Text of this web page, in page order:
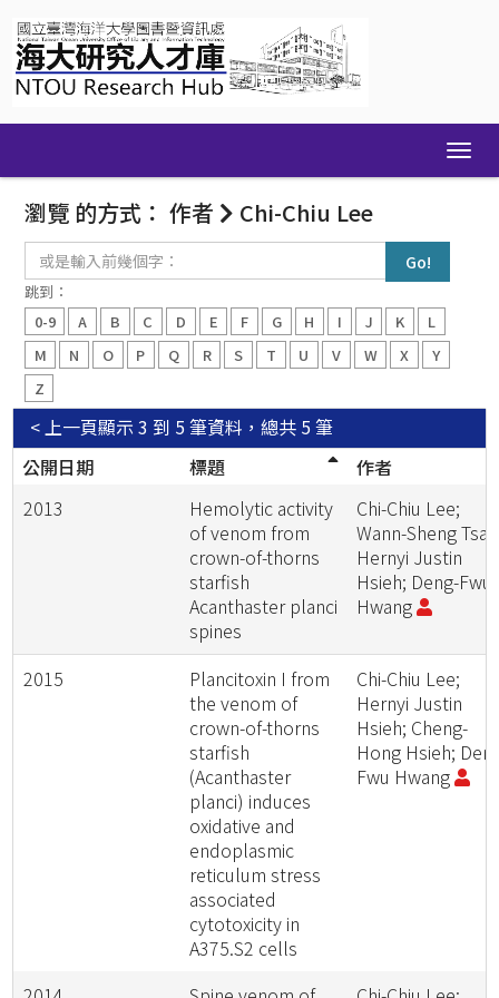
navigation
瀏覽 的方式： 作者 Chi-Chiu Lee
入
前
幾
個
跳到：
0-9
A B C D E F G H I J K
L
M
N O P Q R S T U V W X
Y
Z
顯示 3 到 5 筆資料，總共 5 筆
< 上一頁
公開日期
標題
作者
2013
Hemolytic activity
of venom from
crown-of-thorns
starfish
Acanthaster planci
spines
Chi-Chiu Lee;
Wann-Sheng Tsai;
Hernyi Justin
Hsieh; Deng-Fwu
Hwang
2015
Plancitoxin I from
the venom of
crown-of-thorns
starfish
(Acanthaster
planci) induces
oxidative and
endoplasmic
reticulum stress
associated
cytotoxicity in
A375.S2 cells
Chi-Chiu Lee;
Hernyi Justin
Hsieh; Cheng-
Hong Hsieh;
Fwu Hwang